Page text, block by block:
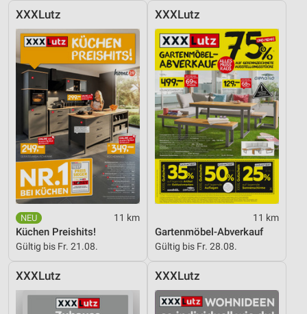
XXXLutz
11 km
Küchen Preishits!
Gültig bis Fr. 21.08.
XXXLutz
11 km
Gartenmöbel-Abverkauf
Gültig bis Fr. 28.08.
XXXLutz XXXLutz